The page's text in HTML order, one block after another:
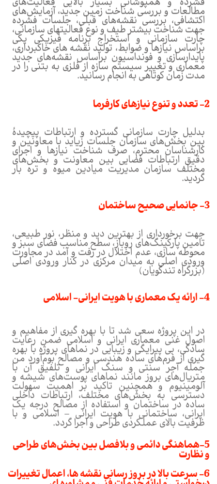
مطالعات و بررسی شناخت زمین جدید، آزمایش‌های
اکتشافی، بررسی نقشه‌های قبلی، جلسات فشرده
جهت شناخت بیشتر طیف و نوع فعالیتهای سازمانی،
چارت سازمانی و استخراج برنامه فیزیکی یکی
براساس نیازها و ضوابط، تولید نقشه های خاکبرداری،
پایدارسازی و فونداسیون براساس نقشه‌های جدید
معماری و تغییر سیستم سازه از فلزی به بتنی را در
مدت زمان کوتاهی به انجام رسانید.
2- تعدد و تنوع نیازهای کارفرما
بدلیل چارت سازمانی گسترده و ارتباطات پیچیدۀ
بین بخش‌های سازمان جلسات زیاید با معاونین و
کارشناسان محترم، صرف شناخت نیازها و اجرای
دقیق ارتباطات فضایی بین معاونت و بخش‌های
مختلف سازمان مدیریت میادین میوه و تره بار
گردید.
3- جانمایی صحیح ساختمان
جهت برخورداری از بهترین دید و منظر، نور طبیعی،
تامین پارکینگ‌های روباز، سطح مناسب فضای سبز و
محوطه سازی، عدم اختلال در رفت و آمد در مجاورت
ورودی اصلی به میدان مرکزی در کنار ورودی اصلی
(بزرگراه تندگویان)
4- ارائه یک معماری با هویت ایرانی- اسلامی
در این پروژه سعی شد تا با بهره گیری از مفاهیم و
اصول غنی معماری ایرانی و اسلامی ضمن رعایت
سادگی، بی پیرایگی و زیبایی در نماهای پروژه با بهره
گیری از فرم‌های ساده هندسی و مصالح بوم‌آورد من
جمله آجر سنتی و سنگ ایرانی و تلفیق آن با
متریال‌های بروز مانند نماهای پوست‌های شیشه و
آلومینیوم و همچنین تاکید بر اهمیت سهولت
دسترسی به بخش‌های مختلف، ارتباطات داخلی
ساده در ساختمان و استفاده از مصالح درجه یک
ایرانی، ساختمانی با هویت ایرانی – اسلامی و با
ظرفیت بالای عملکردی طراحی و اجرا گردد.
5-هماهنگی دائمی و بلافصل بین بخش‌های طراحی
و نظارت
6- سرعت بالا در بروز رسانی نقشه ها، اعمال تغییرات